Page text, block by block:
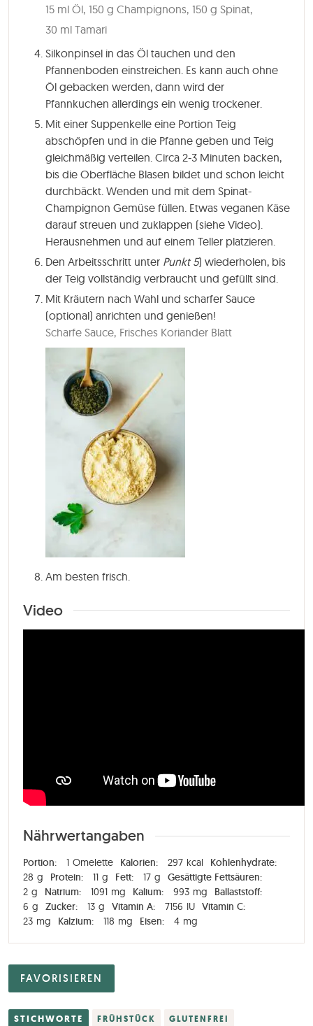
15 ml Öl, 150 g Champignons, 150 g Spinat,
30 ml Tamari
Silkonpinsel in das Öl tauchen und den
Pfannenboden einstreichen. Es kann auch ohne
Öl gebacken werden, dann wird der
Pfannkuchen allerdings ein wenig trockener.
Mit einer Suppenkelle eine Portion Teig
abschöpfen und in die Pfanne geben und Teig
gleichmäßig verteilen. Circa 2-3 Minuten backen,
bis die Oberfläche Blasen bildet und schon leicht
durchbäckt. Wenden und mit dem Spinat-
Champignon Gemüse füllen. Etwas veganen Käse
darauf streuen und zuklappen (siehe Video).
Herausnehmen und auf einem Teller platzieren.
Den Arbeitsschritt unter Punkt 5) wiederholen, bis
der Teig vollständig verbraucht und gefüllt sind.
Mit Kräutern nach Wahl und scharfer Sauce
(optional) anrichten und genießen!
Scharfe Sauce, Frisches Koriander Blatt
Am besten frisch.
Video
Nährwertangaben
Portion: 1 Omelette Kalorien: 297 kcal
Kohlenhydrate:
28 g Protein: 11 g Fett: 17 g
Gesättigte Fettsäuren:
2 g Natrium: 1091 mg Kalium: 993 mg
Ballaststoff:
6 g Zucker: 13 g Vitamin A: 7156 IU Vitamin C:
23 mg Kalzium: 118 mg Eisen: 4 mg
FAVORISIEREN
STICHWORTE FRÜHSTÜCK GLUTENFREI